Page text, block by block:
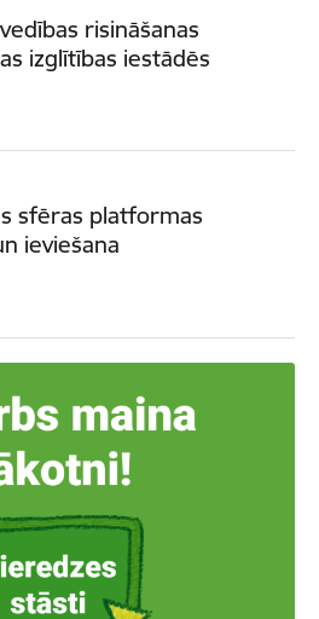
risināšanas
izglītības iestādēs
sfēras platformas
ieviešana